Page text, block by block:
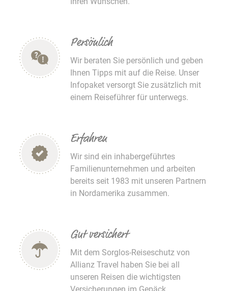
Persönlich
Wir beraten Sie persönlich und geben
Ihnen Tipps mit auf die Reise. Unser
Infopaket versorgt Sie zusätzlich mit
einem Reiseführer für unterwegs.
Erfahren
Wir sind ein inhabergeführtes
Familienunternehmen und arbeiten
bereits seit 1983 mit unseren Partnern
in Nordamerika zusammen.
Gut versichert
Mit dem Sorglos-Reiseschutz von
Allianz Travel haben Sie bei all
unseren Reisen die wichtigsten
Versicherungen im Gepäck.